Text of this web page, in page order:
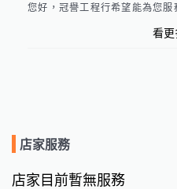
您好， 冠譽工程行希望能為您服
看更
店家服務
店家目前暫無服務